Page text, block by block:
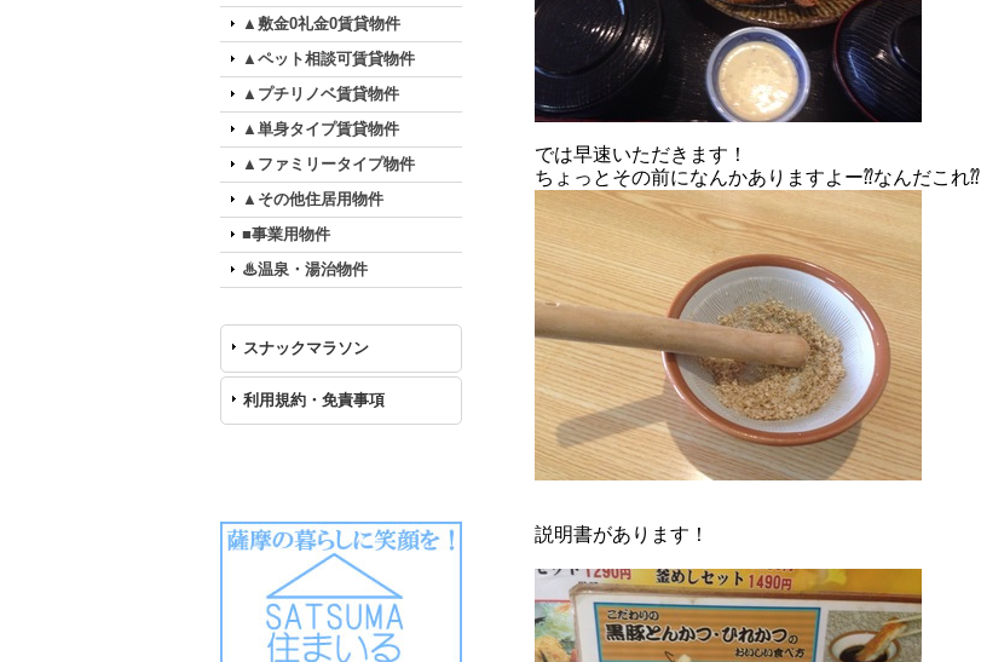
▲敷金0礼金0賃貸物件
▲ペット相談可賃貸物件
▲プチリノベ賃貸物件
▲単身タイプ賃貸物件
▲ファミリータイプ物件
▲その他住居用物件
■事業用物件
♨温泉・湯治物件
スナックマラソン
利用規約・免責事項
では早速いただきます！
ちょっとその前になんかありますよー⁇なんだこれ⁇
説明書があります！